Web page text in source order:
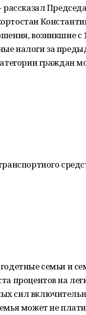
возникшие с
налоги за
граждан
семьи и
процентов на
сил
может не